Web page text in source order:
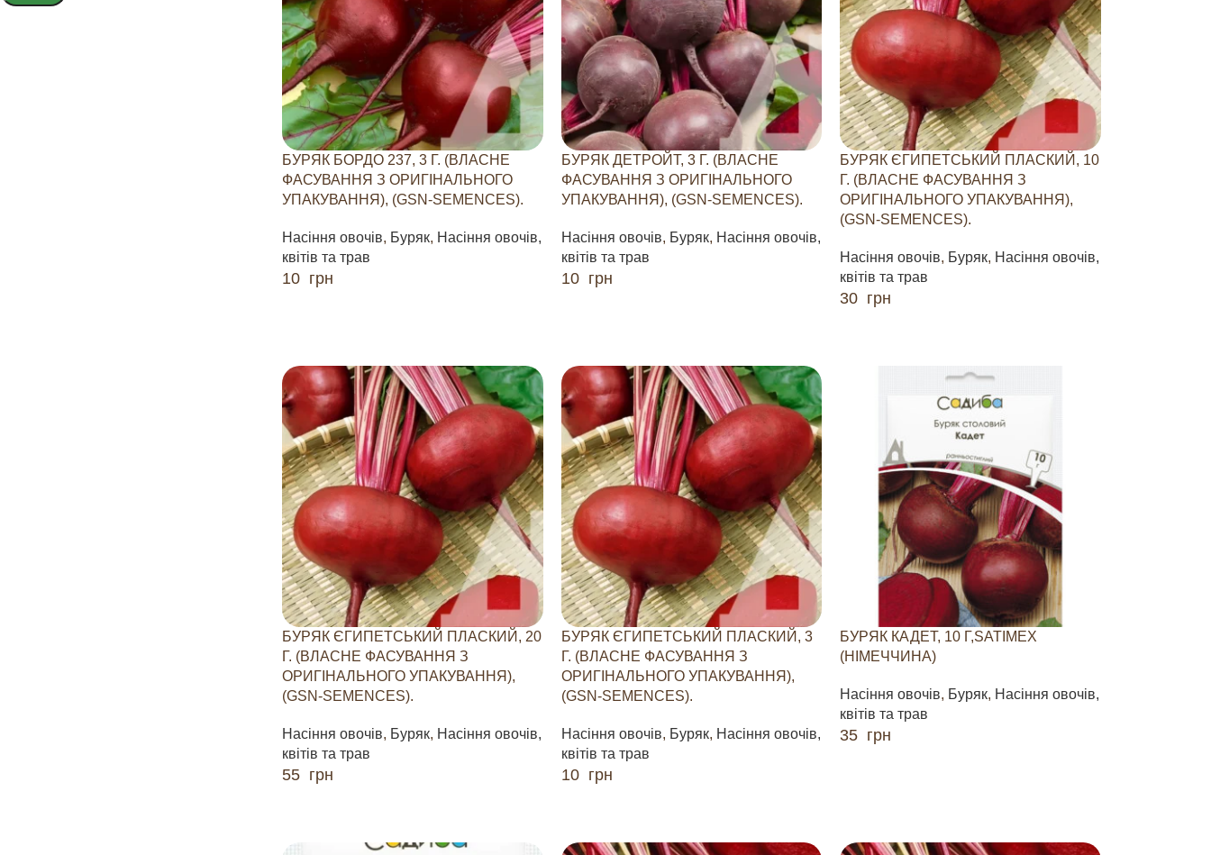
БУРЯК БОРДО 237, 3 Г. (ВЛАСНЕ
ФАСУВАННЯ З ОРИГІНАЛЬНОГО
УПАКУВАННЯ), (GSN-SEMENCES).
Насіння овочів, Буряк, Насіння овочів,
квітів та трав
10 грн
БУРЯК ДЕТРОЙТ, 3 Г. (ВЛАСНЕ
ФАСУВАННЯ З ОРИГІНАЛЬНОГО
УПАКУВАННЯ), (GSN-SEMENCES).
Насіння овочів, Буряк, Насіння овочів,
квітів та трав
10 грн
БУРЯК ЄГИПЕТСЬКИЙ ПЛАСКИЙ, 10
Г. (ВЛАСНЕ ФАСУВАННЯ З
ОРИГІНАЛЬНОГО УПАКУВАННЯ),
(GSN-SEMENCES).
Насіння овочів, Буряк, Насіння овочів,
квітів та трав
30 грн
БУРЯК ЄГИПЕТСЬКИЙ ПЛАСКИЙ, 20
Г. (ВЛАСНЕ ФАСУВАННЯ З
ОРИГІНАЛЬНОГО УПАКУВАННЯ),
(GSN-SEMENCES).
Насіння овочів, Буряк, Насіння овочів,
квітів та трав
55 грн
БУРЯК ЄГИПЕТСЬКИЙ ПЛАСКИЙ, 3
Г. (ВЛАСНЕ ФАСУВАННЯ З
ОРИГІНАЛЬНОГО УПАКУВАННЯ),
(GSN-SEMENCES).
Насіння овочів, Буряк, Насіння овочів,
квітів та трав
10 грн
БУРЯК КАДЕТ, 10 Г,SATIMEX
(НІМЕЧЧИНА)
Насіння овочів, Буряк, Насіння овочів,
квітів та трав
35 грн